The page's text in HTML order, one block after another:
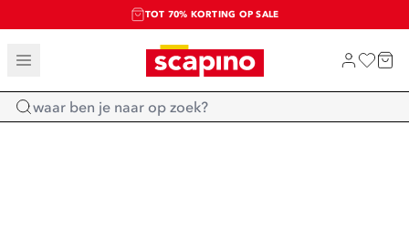
TOT 70% KORTING OP SALE
SALE: LAATSTE KANS!
SHOP NIEUW
Home